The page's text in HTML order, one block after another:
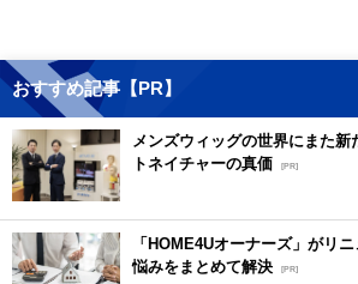
おすすめ記事【PR】
メンズウィッグの世界にまた
トネイチャーの真価 [PR]
「HOME4Uオーナーズ」がリ
悩みをまとめて解決 [PR]